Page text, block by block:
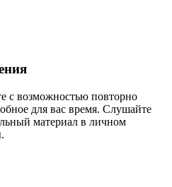
с возможностью повторно
для вас время. Слушайте
материал в личном